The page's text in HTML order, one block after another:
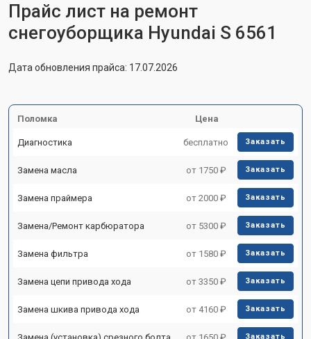
Прайс лист на ремонт
снегоуборщика Hyundai S 6561
Дата обновления прайса: 17.07.2026
Поломка Цена
Диагностика бесплатно Заказать
Замена масла от 1750 ₽ Заказать
Замена праймера от 2000 ₽ Заказать
Замена/Pемонт карбюратора от 5300 ₽ Заказать
Замена фильтра от 1580 ₽ Заказать
Замена цепи привода хода от 3350 ₽ Заказать
Замена шкива привода хода от 4160 ₽ Заказать
Замена (установка) срезного болта от 1650 ₽ Заказать